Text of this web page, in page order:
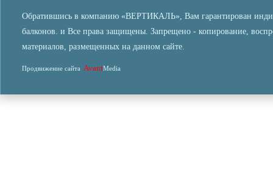
Обратившись в компанию «ВЕРТИКАЛЬ», Вам гарантирован
балконов. и Все права защищены. Запрещено - копирование,
материалов, размещенных на данном сайте.
Продвижение сайта AvantMedia